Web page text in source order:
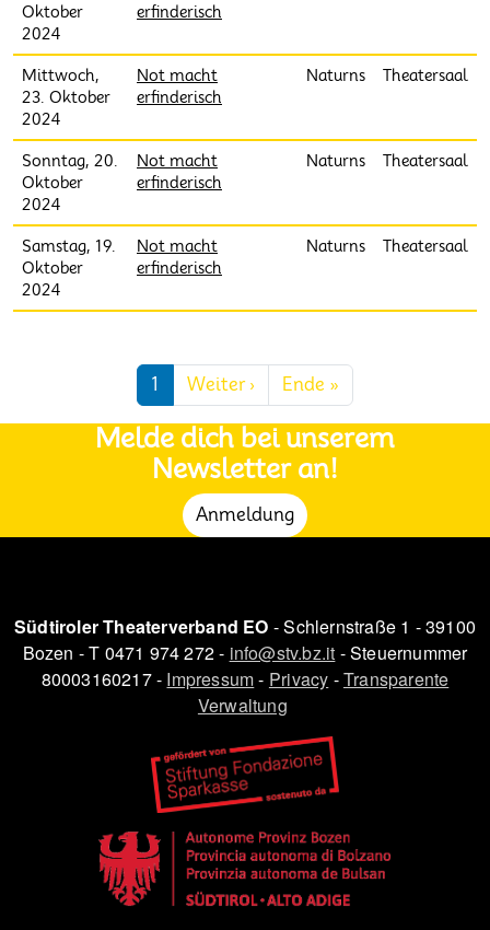
Oktober
2024
erfinderisch
Mittwoch,
23. Oktober
2024
Not macht
erfinderisch
Naturns Theatersaal
Sonntag, 20.
Oktober
2024
Not macht
erfinderisch
Naturns Theatersaal
Samstag, 19.
Oktober
2024
Not macht
erfinderisch
Naturns Theatersaal
1 Weiter › Nächste Seite
Ende »
Melde dich bei unserem
Newsletter an!
Anmeldung
Südtiroler Theaterverband EO - Schlernstraße 1 - 39100
Bozen - T 0471 974 272 - info@stv.bz.it - Steuernummer
80003160217 - Impressum- Privacy -Transparente
Verwaltung